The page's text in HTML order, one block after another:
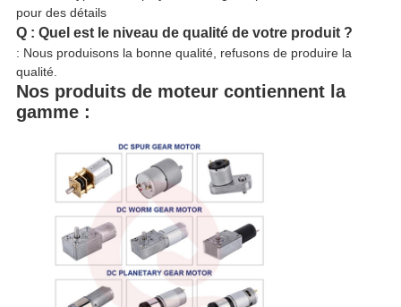
pour des détails
Q : Quel est le niveau de qualité de votre produit ?
: Nous produisons la bonne qualité, refusons de produire la
qualité.
Nos produits de moteur contiennent la
gamme :